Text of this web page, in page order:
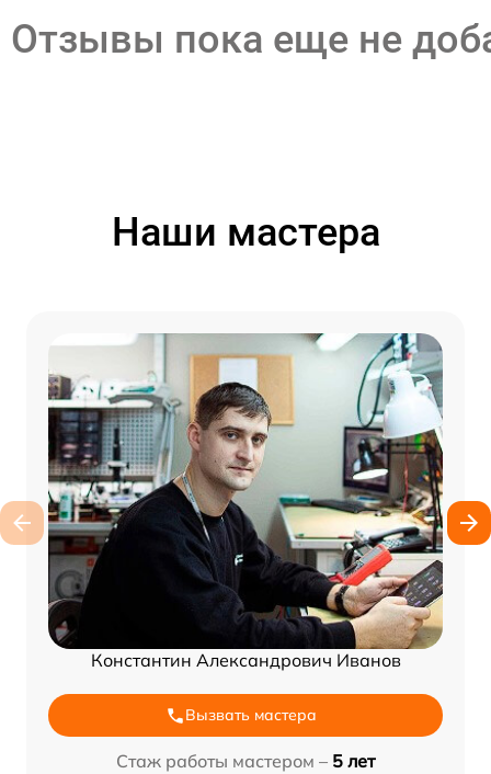
Отзывы пока еще не
Наши мастера
Константин Александрович Иванов
Вызвать мастера
Стаж работы мастером – 5 лет